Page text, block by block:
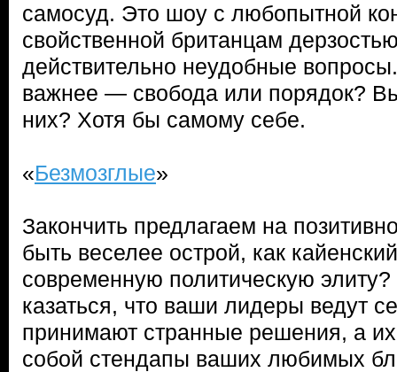
самосуд. Это шоу с любопытной
свойственной британцам
действительно неудобные
важнее — свобода или порядок? Вы
них? Хотя бы самому себе.
«Безмозглые»
Закончить предлагаем на
быть веселее острой, как
современную политическую
казаться, что ваши лидеры ведут
принимают странные решения, а
собой стендапы ваших любимых